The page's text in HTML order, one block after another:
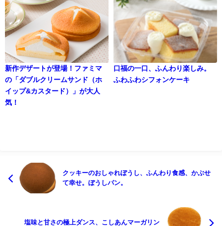
新作デザートが登場！ファミマ
の「ダブルクリームサンド（ホ
イップ&カスタード）」が大人
気！
口福の一口、ふんわり楽しみ。
ふわふわシフォンケーキ
クッキーのおしゃれぼうし、ふんわり食感、かぶせ
て幸せ。ぼうしパン。
塩味と甘さの極上ダンス、こしあんマーガリン